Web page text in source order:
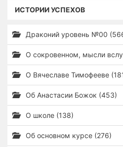
ИСТОРИИ УСПЕХОВ
Драконий уровень №00
О сокровенном, мысли
О Вячеславе Тимофееве
Об Анастасии Божок (453)
О школе (138)
Об основном курсе (276)